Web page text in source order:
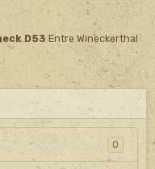
D53Entre Wineckerthal
0